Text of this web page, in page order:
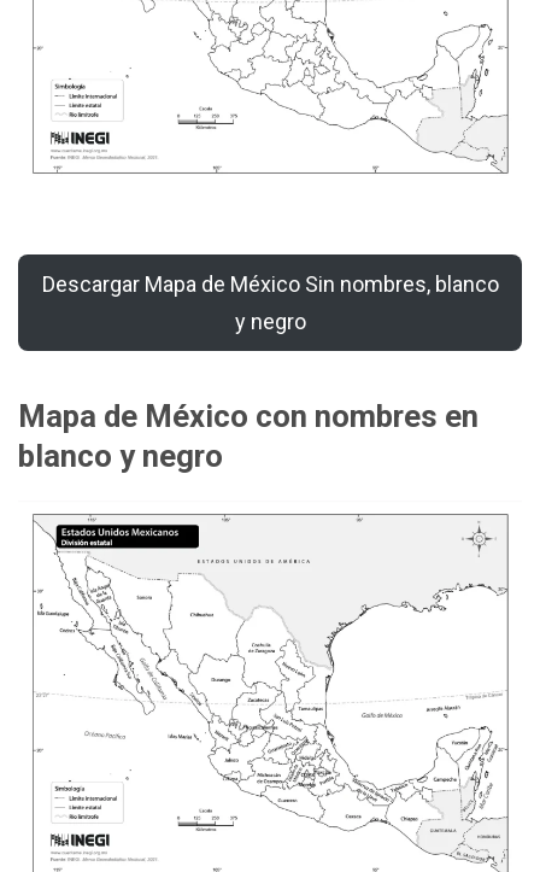
Descargar Mapa de México Sin nombres, blanco
y negro
Mapa de México con nombres en
blanco y negro